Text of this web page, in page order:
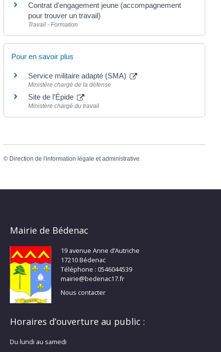
Contrat d'engagement jeune (accompagnement
pour trouver un travail)
Travail - Formation
Pour en savoir plus
Service militaire adapté (SMA)
Ministère chargé de la défense
Site de l'Épide
Ministère chargé du travail
© Direction de l'information légale et administrative
Mairie de Bédenac
19 avenue Anne d’Autriche
17210 Bédenac
Téléphone : 0546044539
mairie@bedenac17.fr
Nous contacter
Horaires d’ouverture au public :
Du lundi au samedi